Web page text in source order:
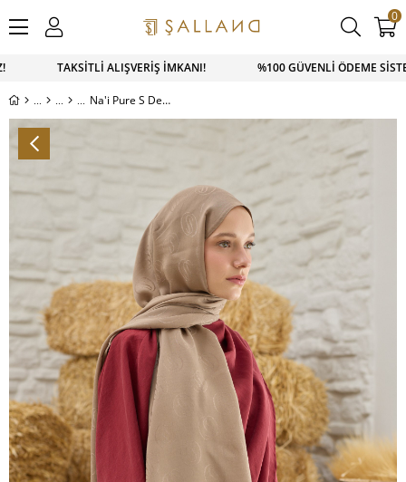
SİPARİŞ 0543 900 41 41 1500 TL ÜZERİ KARGO
0
Na'i Pure S Desen Şal Latte